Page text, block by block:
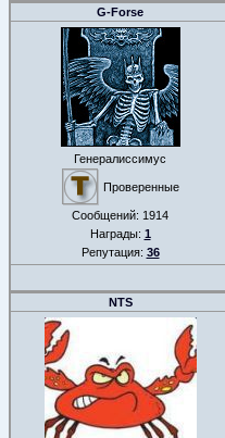
G-Forse
Генералиссимус
Проверенные
Сообщений: 1914
Награды: 1
Репутация: 36
NTS